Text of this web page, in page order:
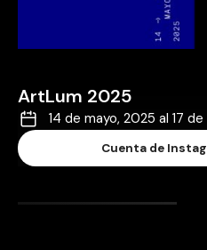
ArtLum 2025
14 de mayo, 2025 al 17
Cuenta de